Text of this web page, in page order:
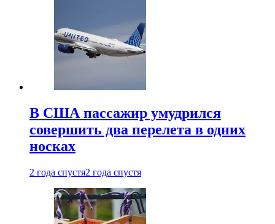
В США пассажир умудрился
совершить два перелета в одних
носках
2 года спустя2 года спустя